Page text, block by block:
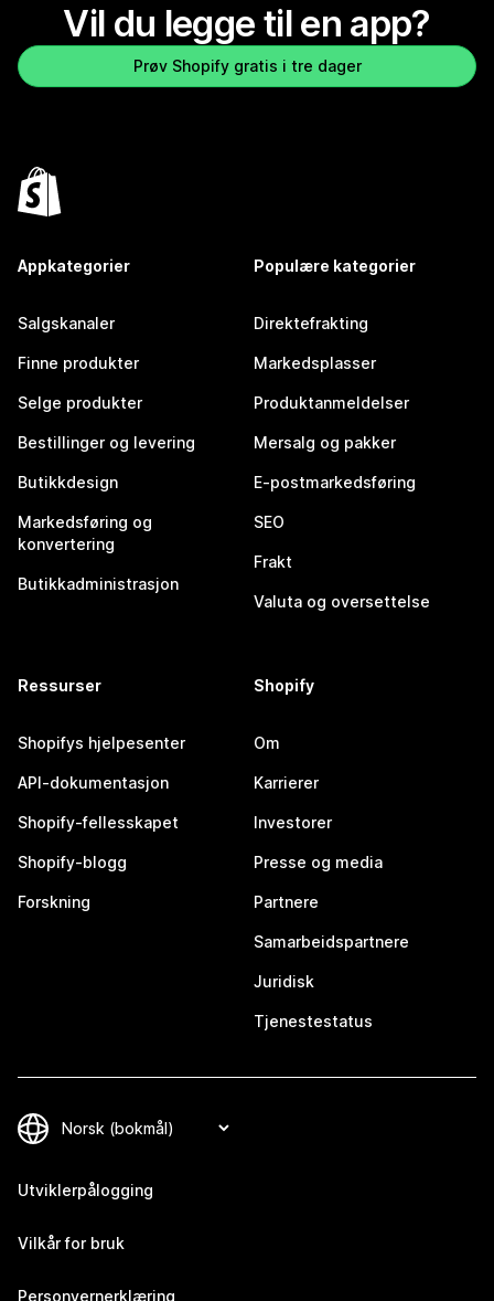
Vil du legge til en app?
Prøv Shopify gratis i tre dager
Appkategorier
Salgskanaler
Finne produkter
Selge produkter
Bestillinger og levering
Butikkdesign
Markedsføring og
konvertering
Butikkadministrasjon
Populære kategorier
Direktefrakting
Markedsplasser
Produktanmeldelser
Mersalg og pakker
E-postmarkedsføring
SEO
Frakt
Valuta og oversettelse
Ressurser
Shopifys hjelpesenter
API-dokumentasjon
Shopify-fellesskapet
Shopify-blogg
Forskning
Shopify
Om
Karrierer
Investorer
Presse og media
Partnere
Samarbeidspartnere
Juridisk
Tjenestestatus
Utviklerpålogging
Vilkår for bruk
Personvernerklæring